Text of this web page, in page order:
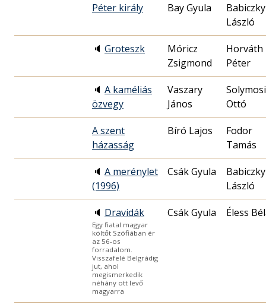
Péter király Bay Gyula
Babiczky
László
🔈 Groteszk
Móricz
Zsigmond
Horváth
Péter
🔈 A kaméliás
özvegy
Vaszary
János
Solymosi
Ottó
A szent
házasság
Bíró Lajos
Fodor
Tamás
🔈 A merénylet
(1996)
Csák Gyula
Babiczky
László
🔈 Dravidák
Egy fiatal magyar
költőt Szófiában ér
az 56-os
forradalom.
Visszafelé Belgrádig
jut, ahol
megismerkedik
néhány ott levő
magyarra
Csák Gyula Éless